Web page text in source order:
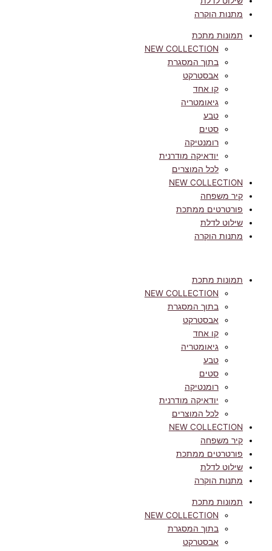
מתנות הוקרה
תמונות מתכת
NEW COLLECTION
בתוך המסגרת
אבסטרקט
קו אחד
גיאומטריה
טבע
סטים
רומנטיקה
יודאיקה מודרנית
לכל המוצרים
NEW COLLECTION
קיר משפחה
פורטרטים ממתכת
שילוט לדלת
מתנות הוקרה
תמונות מתכת
NEW COLLECTION
בתוך המסגרת
אבסטרקט
קו אחד
גיאומטריה
טבע
סטים
רומנטיקה
יודאיקה מודרנית
לכל המוצרים
NEW COLLECTION
קיר משפחה
פורטרטים ממתכת
שילוט לדלת
מתנות הוקרה
תמונות מתכת
NEW COLLECTION
בתוך המסגרת
אבסטרקט